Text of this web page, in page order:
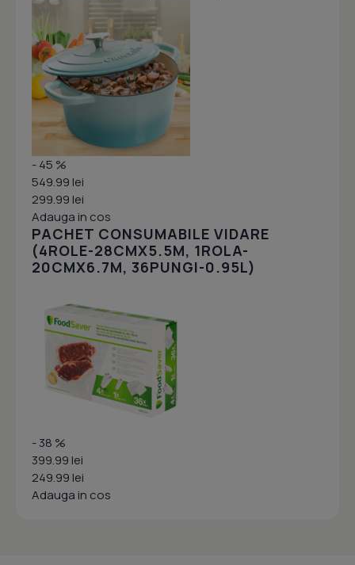
- 45 %
549.99 lei
299.99 lei
Adauga in cos
PACHET CONSUMABILE VIDARE
(4ROLE-28CMX5.5M, 1ROLA-
20CMX6.7M, 36PUNGI-0.95L)
- 38 %
399.99 lei
249.99 lei
Adauga in cos